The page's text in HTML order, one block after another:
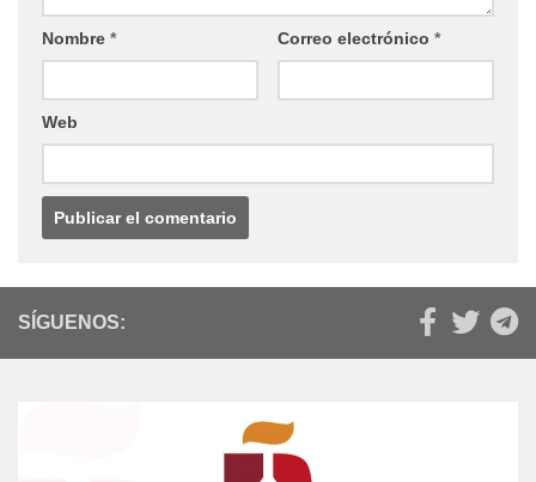
Nombre * Correo electrónico *
Web
SÍGUENOS: